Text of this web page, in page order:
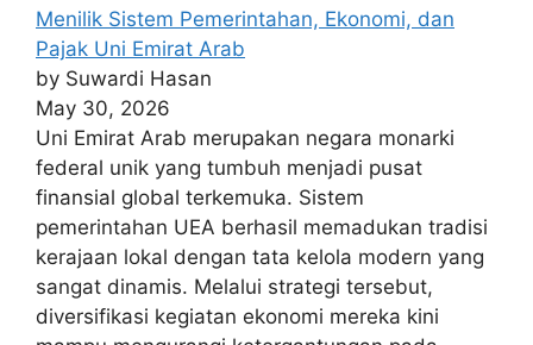
Menilik Sistem Pemerintahan, Ekonomi, dan
Pajak Uni Emirat Arab
by Suwardi Hasan
May 30, 2026
Uni Emirat Arab merupakan negara monarki
federal unik yang tumbuh menjadi pusat
finansial global terkemuka. Sistem
pemerintahan UEA berhasil memadukan tradisi
kerajaan lokal dengan tata kelola modern yang
sangat dinamis. Melalui strategi tersebut,
diversifikasi kegiatan ekonomi mereka kini